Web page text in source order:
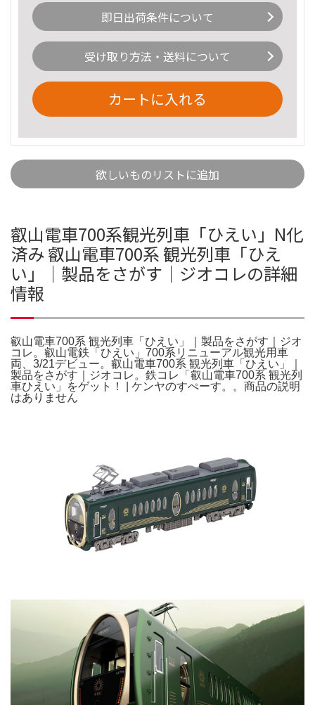
即日出荷条件について
受け取り方法・送料について
カートに入れる
欲しいものリストに追加
叡山電車700系観光列車「ひえい」N化
済み 叡山電車700系 観光列車「ひえ
い」｜製品をさがす｜ジオコレの詳細
情報
叡山電車700系 観光列車「ひえい」｜製品をさがす｜ジオ
コレ。叡山電鉄「ひえい」700系リニューアル観光用車
両、3/21デビュー。叡山電車700系 観光列車「ひえい」｜
製品をさがす｜ジオコレ。鉄コレ「叡山電車700系 観光列
車ひえい」をゲット！ | ケンヤのすぺーす。。商品の説明
はありません